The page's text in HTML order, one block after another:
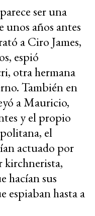
ser una
unos años antes
a Ciro James,
espió
otra hermana
También en
a Mauricio,
y el propio
el
actuado por
kirchnerista,
hacían sus
espiaban hasta a